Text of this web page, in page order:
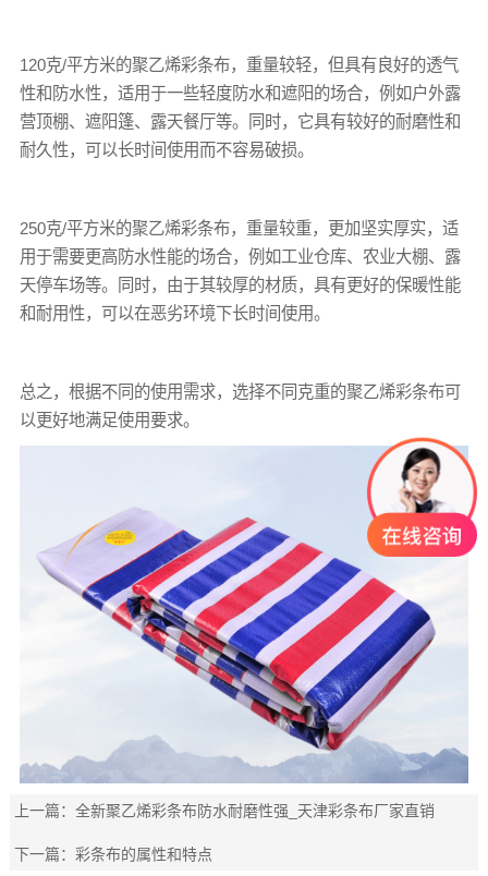
120克/平方米的聚乙烯彩条布，重量较轻，但具有良好的透气
性和防水性，适用于一些轻度防水和遮阳的场合，例如户外露
营顶棚、遮阳篷、露天餐厅等。同时，它具有较好的耐磨性和
耐久性，可以长时间使用而不容易破损。
250克/平方米的聚乙烯彩条布，重量较重，更加坚实厚实，适
用于需要更高防水性能的场合，例如工业仓库、农业大棚、露
天停车场等。同时，由于其较厚的材质，具有更好的保暖性能
和耐用性，可以在恶劣环境下长时间使用。
总之，根据不同的使用需求，选择不同克重的聚乙烯彩条布可
以更好地满足使用要求。
上一篇：全新聚乙烯彩条布防水耐磨性强_天津彩条布厂家直销
下一篇：彩条布的属性和特点